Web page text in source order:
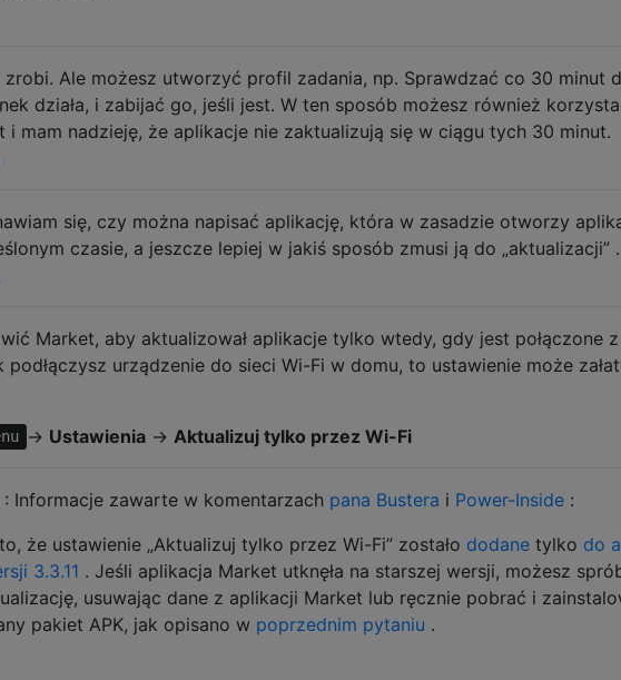
zrobi. Ale możesz utworzyć profil zadania, np. Sprawdzać co 30 minut
działa, i zabijać go, jeśli jest. W ten sposób możesz również
i mam nadzieję, że aplikacje nie zaktualizują się w ciągu tych 30 minut.
się, czy można napisać aplikację, która w zasadzie otworzy
czasie, a jeszcze lepiej w jakiś sposób zmusi ją do „aktualizacji”
Market, aby aktualizował aplikacje tylko wtedy, gdy jest połączone
podłączysz urządzenie do sieci Wi-Fi w domu, to ustawienie może
-> Ustawienia-> Aktualizuj tylko przez Wi-Fi
: Informacje zawarte w komentarzach pana Bustera i Power-Inside :
że ustawienie „Aktualizuj tylko przez Wi-Fi” zostało dodane tylko do
3.3.11 . Jeśli aplikacja Market utknęła na starszej wersji, możesz
usuwając dane z aplikacji Market lub ręcznie pobrać i
pakiet APK, jak opisano w poprzednim pytaniu .